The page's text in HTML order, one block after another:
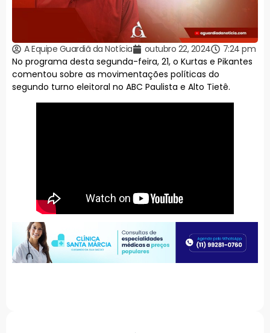
A Equipe Guardiã da Notícia outubro 22, 2024
7:24 pm
No programa desta segunda-feira, 21, o Kurtas e Pikantes
comentou sobre as movimentações políticas do
segundo turno eleitoral no ABC Paulista e Alto Tietê.